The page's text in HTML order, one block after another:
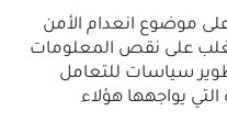
موضوع انعدام الأمن
على نقص المعلومات
سياسات للتعامل
يواجهها هؤلاء